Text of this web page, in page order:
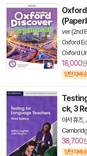
ver (2nd
Oxford
Oxford
18,000
양탄자배송
ck, 3
아서 휴즈,
38,700
양탄자배송